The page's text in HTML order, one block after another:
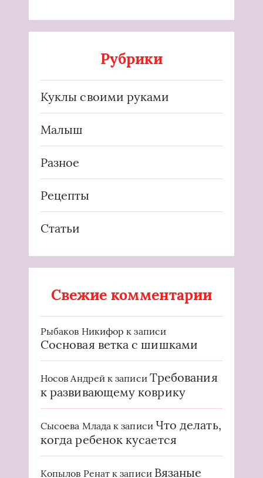
Рубрики
Куклы своими руками
Малыш
Разное
Рецепты
Статьи
Свежие комментарии
Рыбаков Никифор к записи
Сосновая ветка с шишками
Носов Андрейк записи Требования
к развивающему коврику
Сысоева Млада к записи Что делать,
когда ребенок кусается
Копылов Ренат к записи Вязаные